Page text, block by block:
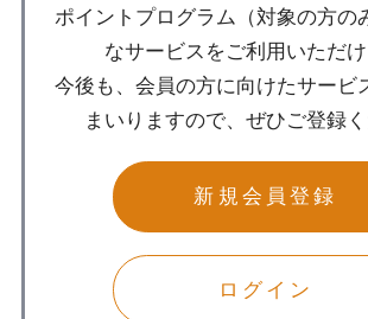
ポイントプログラム（対象の方の
なサービスをご利用いただけ
今後も、会員の方に向けたサービ
まいりますので、ぜひご登録く
新規会員登録
ログイン